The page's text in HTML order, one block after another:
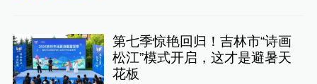
第七季惊艳回归！吉林市“诗画
松江”模式开启，这才是避暑天
花板